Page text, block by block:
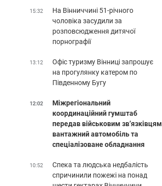
15:32
На Вінниччині 51-річного
чоловіка засудили за
розповсюдження дитячої
порнографії
13:12
Офіс туризму Вінниці запрошує
на прогулянку катером по
Південному Бугу
12:02
Міжрегіональний
координаційний гумштаб
передав військовим зв’язківцям
вантажний автомобіль та
спеціалізоване обладнання
10:52
Спека та людська недбалість
спричинили пожежі на понад